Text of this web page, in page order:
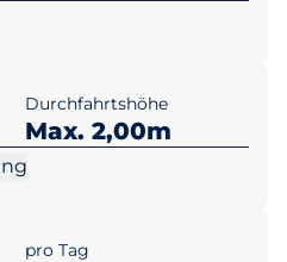
Durchfahrtshöhe
Max. 2,00m
pro Tag